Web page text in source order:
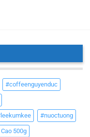
#coffeenguyenduc
#nuoctuong
500g